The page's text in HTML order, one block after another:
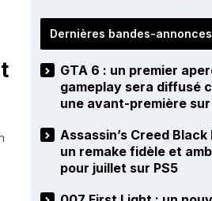
Dernières bandes-annonces
GTA 6 : un premier
gameplay sera diffusé
une avant-première
Assassin’s Creed Black
un remake fidèle et
pour juillet sur PS5